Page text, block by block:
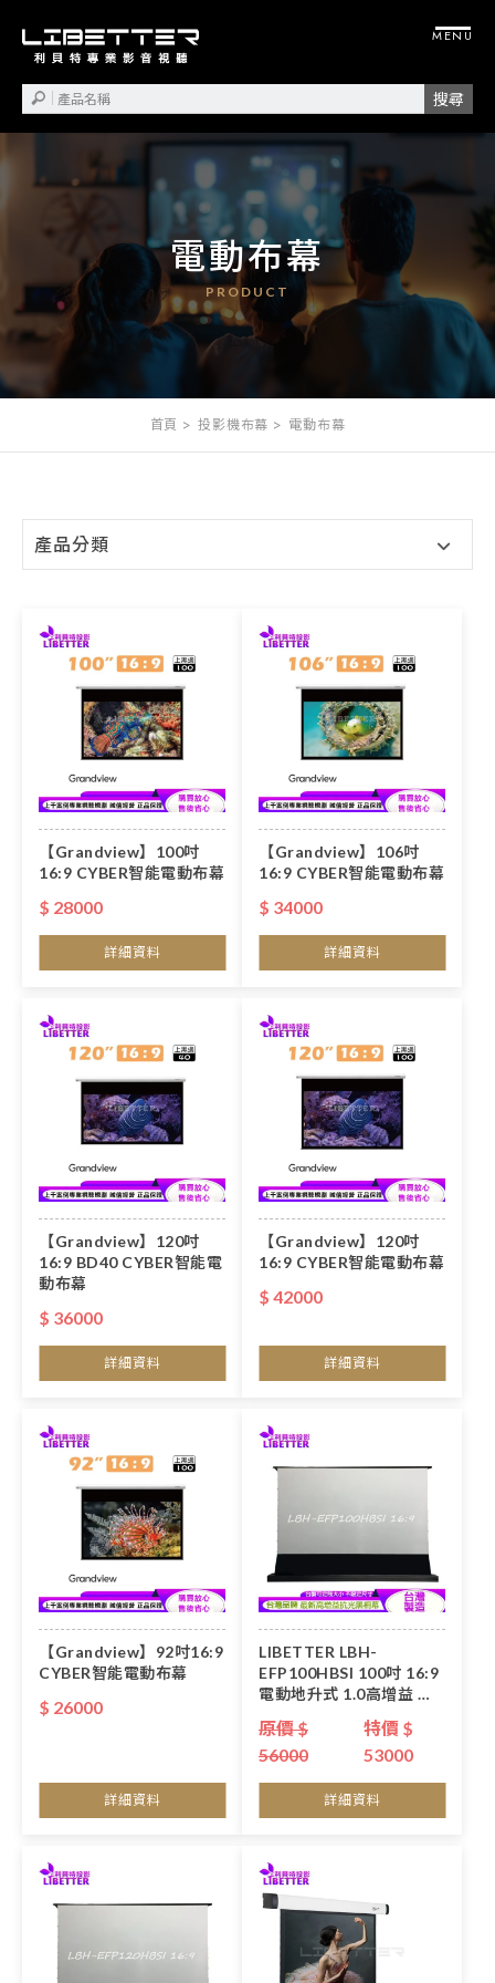
電動布幕
首頁 投影機布幕 電動布幕
產品分類
【Grandview】100吋
16:9 CYBER智能電動布幕
$ 28000
詳細資料
【Grandview】106吋
16:9 CYBER智能電動布幕
$ 34000
詳細資料
【Grandview】120吋
16:9 BD40 CYBER智能電
動布幕
$ 36000
詳細資料
【Grandview】120吋
16:9 CYBER智能電動布幕
$ 42000
詳細資料
【Grandview】92吋16:9
CYBER智能電動布幕
$ 26000
詳細資料
LIBETTER LBH-
EFP100HBSI 100吋 16:9
電動地升式 1.0高增益 黑
原價 $
56000
特價 $
53000
詳細資料